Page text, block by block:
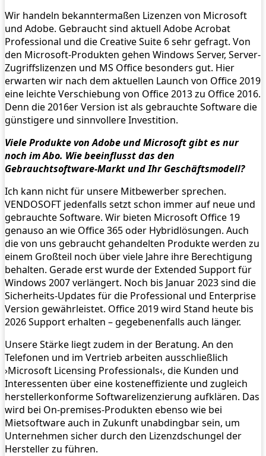
Wir handeln bekanntermaßen Lizenzen von Microsoft
und Adobe. Gebraucht sind aktuell Adobe Acrobat
Professional und die Creative Suite 6 sehr gefragt. Von
den Microsoft-Produkten gehen Windows Server, Server-
Zugriffslizenzen und MS Office besonders gut. Hier
erwarten wir nach dem aktuellen Launch von Office 2019
eine leichte Verschiebung von Office 2013 zu Office 2016.
Denn die 2016er Version ist als gebrauchte Software die
günstigere und sinnvollere Investition.
Viele Produkte von Adobe und Microsoft gibt es nur
noch im Abo. Wie beeinflusst das den
Gebrauchtsoftware-Markt und Ihr Geschäftsmodell?
Ich kann nicht für unsere Mitbewerber sprechen.
VENDOSOFT jedenfalls setzt schon immer auf neue und
gebrauchte Software. Wir bieten Microsoft Office 19
genauso an wie Office 365 oder Hybridlösungen. Auch
die von uns gebraucht gehandelten Produkte werden zu
einem Großteil noch über viele Jahre ihre Berechtigung
behalten. Gerade erst wurde der Extended Support für
Windows 2007 verlängert. Noch bis Januar 2023 sind die
Sicherheits-Updates für die Professional und Enterprise
Version gewährleistet. Office 2019 wird Stand heute bis
2026 Support erhalten – gegebenenfalls auch länger.
Unsere Stärke liegt zudem in der Beratung. An den
Telefonen und im Vertrieb arbeiten ausschließlich
›Microsoft Licensing Professionals‹, die Kunden und
Interessenten über eine kosteneffiziente und zugleich
herstellerkonforme Softwarelizenzierung aufklären. Das
wird bei On-premises-Produkten ebenso wie bei
Mietsoftware auch in Zukunft unabdingbar sein, um
Unternehmen sicher durch den Lizenzdschungel der
Hersteller zu führen.